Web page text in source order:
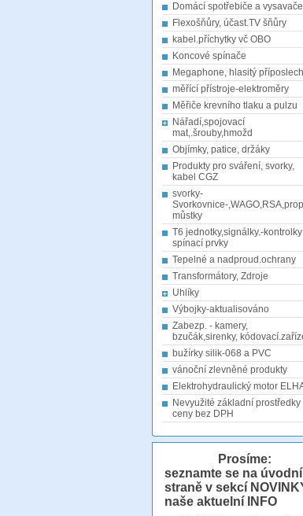
Domácí spotřebiče a vysavače
Flexošňůry, účast.TV šňůry
kabel.příchytky vč OBO
Koncové spínače
Megaphone, hlasitý příposlech
měřící přístroje-elektroměry
Měřiče krevního tlaku a pulzu
Nářadí,spojovací
mat,.šrouby,hmožd
Objímky, patice, držáky
Produkty pro sváření, svorky,
kabel CGZ
svorky-
Svorkovnice-
můstky
T6 jednotky,signálky.-kontrolky
spínací prvky
Tepelné a nadproud.ochrany
Transformátory, Zdroje
Uhlíky
Výbojky-aktualisováno
Zabezp. - kamery,
bzučák,sirenky,
bužírky silik-068 a PVC
vánoční zlevněné produkty
Elektrohydraulický motor
Nevyužité základní prostředky
ceny bez DPH
Prosíme:
seznamte se na úvodní
straně v sekcí
naše aktuelní INFO